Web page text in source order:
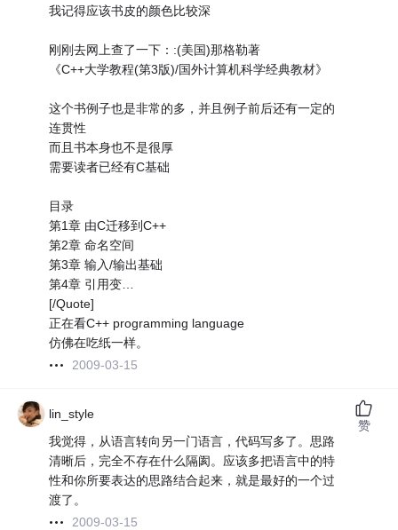
我记得应该书皮的颜色比较深
刚刚去网上查了一下：:(美国)那格勒著
《C++大学教程(第3版)/国外计算机科学经典教材》
这个书例子也是非常的多，并且例子前后还有一定的
连贯性
而且书本身也不是很厚
需要读者已经有C基础
目录
第1章 由C迁移到C++
第2章 命名空间
第3章 输入/输出基础
第4章 引用变…
[/Quote]
正在看C++ programming language
仿佛在吃纸一样。
2009-03-15
lin_style
我觉得，从语言转向另一门语言，代码写多了。思路
清晰后，完全不存在什么隔阂。应该多把语言中的特
性和你所要表达的思路结合起来，就是最好的一个过
渡了。
2009-03-15
赞